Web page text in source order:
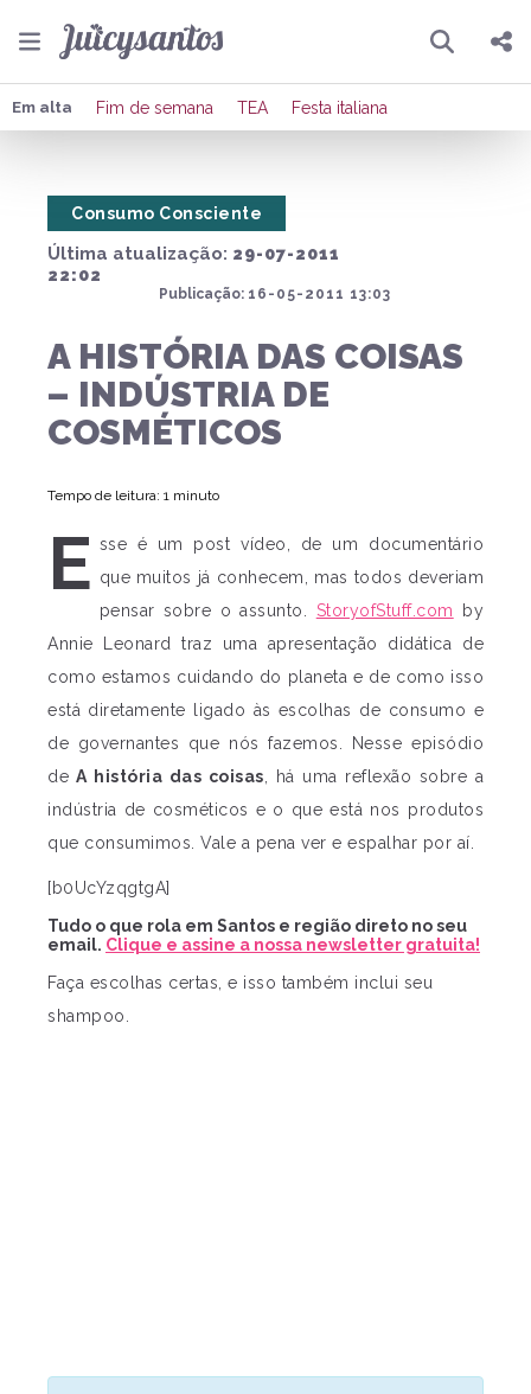
Pesquisar
Compartilhar
Em alta Fim de semana TEA Festa italiana
Última atualização: 29-07-2011
22:02
Publicação: 16-05-2011 13:03
Consumo Consciente
A HISTÓRIA DAS COISAS
– INDÚSTRIA DE
COSMÉTICOS
Tempo de leitura: 1 minuto
E sse é um post vídeo, de um documentário
que muitos já conhecem, mas todos deveriam
pensar sobre o assunto. StoryofStuff.com
by
Annie Leonard traz uma apresentação didática de
como estamos cuidando do planeta e de como isso
está diretamente ligado às escolhas de consumo e
de governantes que nós fazemos. Nesse episódio
deA história das coisas , há uma reflexão sobre a
indústria de cosméticos e o que está nos produtos
que consumimos. Vale a pena ver e espalhar por aí.
[b0UcYzqgtgA]
Tudo o que rola em Santos e região direto no seu
email. Clique e assine a nossa newsletter gratuita!
Faça escolhas certas, e isso também inclui seu
shampoo.